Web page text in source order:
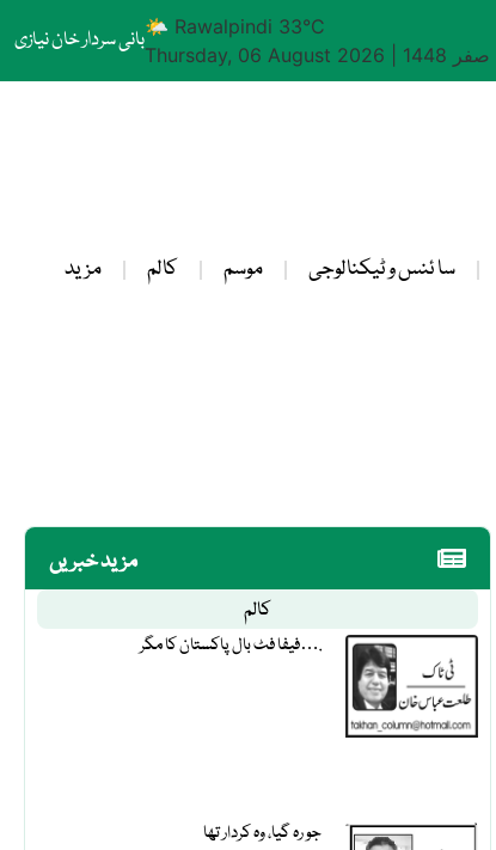
بانی سردار خان نیازی🌤 Rawalpindi 33°C
Thursday, 06 August 2026
سا ئنس و ٹیکنالوجی موسم کالم مزید
مزید خبریں
کالم
فیفا فٹ بال پاکستان کا مگر….
جو رہ گیا، وہ کردار تھا